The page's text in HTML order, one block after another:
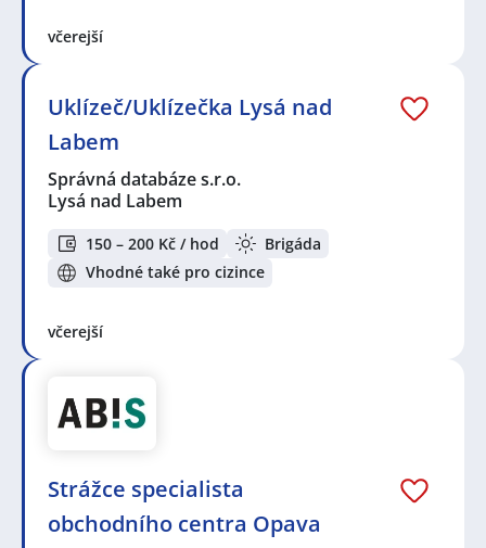
včerejší
Uklízeč/Uklízečka Lysá nad
Labem
Správná databáze s.r.o.
Lysá nad Labem
150 – 200 Kč / hod
Brigáda
Vhodné také pro cizince
včerejší
Strážce specialista
obchodního centra Opava